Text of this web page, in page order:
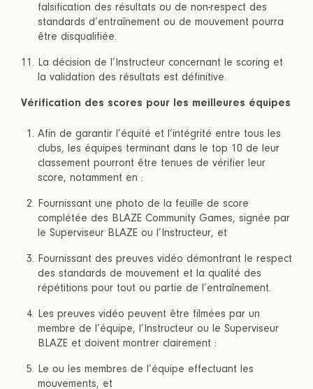
falsification des résultats ou de non-respect des
standards d’entraînement ou de mouvement pourra
être disqualifiée.
La décision de l’Instructeur concernant le scoring et
la validation des résultats est définitive.
Vérification des scores pour les meilleures équipes
Afin de garantir l’équité et l’intégrité entre tous les
clubs, les équipes terminant dans le top 10 de leur
classement pourront être tenues de vérifier leur
score, notamment en :
Fournissant une photo de la feuille de score
complétée des BLAZE Community Games, signée par
le Superviseur BLAZE ou l’Instructeur, et
Fournissant des preuves vidéo démontrant le respect
des standards de mouvement et la qualité des
répétitions pour tout ou partie de l’entraînement.
Les preuves vidéo peuvent être filmées par un
membre de l’équipe, l’Instructeur ou le Superviseur
BLAZE et doivent montrer clairement :
Le ou les membres de l’équipe effectuant les
mouvements, et